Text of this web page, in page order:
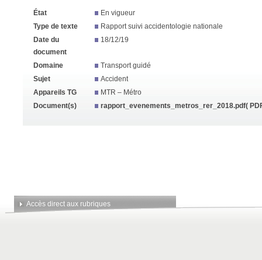
État
En vigueur
Type de texte
Rapport suivi accidentologie nationale
Date du
document
18/12/19
Domaine
Transport guidé
Sujet
Accident
Appareils TG
MTR – Métro
Document(s)
rapport_evenements_metros_rer_2018.pdf(
Accès direct aux rubriques